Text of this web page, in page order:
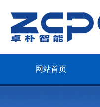
网站首页